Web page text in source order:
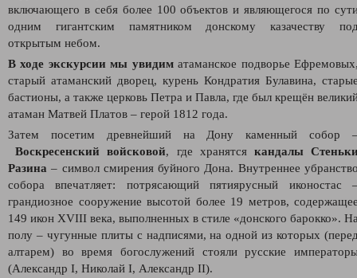
включающего в себя более 100 объектов и являющегося по
одним гигантским памятником донскому казачеству
открытым небом.
В ходе экскурсии мы увидиматаманское подворье
старый атаманский дворец, курень Кондратия Булавина,
бастионы, а также церковь Петра и Павла, где был крещён
атаман Матвей Платов – герой 1812 года.
Затем посетим древнейший на Дону каменный собор
Воскресенский войсковой, где хранятся кандалы
Разина – символ смирения буйного Дона. Внутреннее
собора впечатляет: потрясающий пятиярусный иконостас
грандиозное сооружение высотой более 19 метров,
149 икон XVIII века, выполненных в стиле «донского барокко».
полу – чугунные плиты с надписями, на одной из которых
алтарем) во время богослужений стояли русские
(Александр I, Николай I, Александр II).